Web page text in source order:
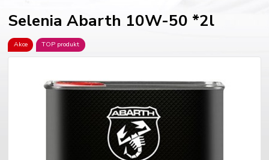
Selenia Abarth 10W-50 *2l
Akce TOP produkt